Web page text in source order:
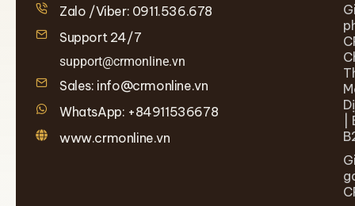
Zalo /Viber: 0911.536.678
Support 24/7
support@crmonline.vn
Sales: info@crmonline.vn
WhatsApp: +84911536678
www.crmonline.vn